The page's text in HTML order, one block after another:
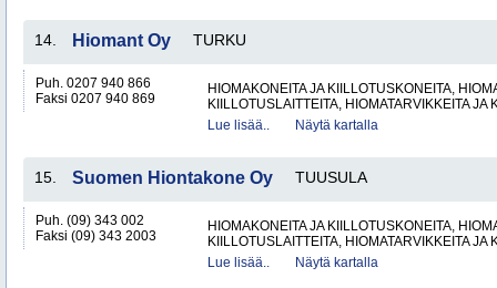
14. Hiomant Oy TURKU
Puh. 0207 940 866
Faksi 0207 940 869
HIOMAKONEITA JA KIILLOTUSKONEITA,
KIILLOTUSLAITTEITA, HIOMATARVIKKEITA JA
Lue lisää..
Näytä kartalla
15. Suomen Hiontakone Oy TUUSULA
Puh. (09) 343 002
Faksi (09) 343 2003
HIOMAKONEITA JA KIILLOTUSKONEITA,
KIILLOTUSLAITTEITA, HIOMATARVIKKEITA JA
Lue lisää..
Näytä kartalla